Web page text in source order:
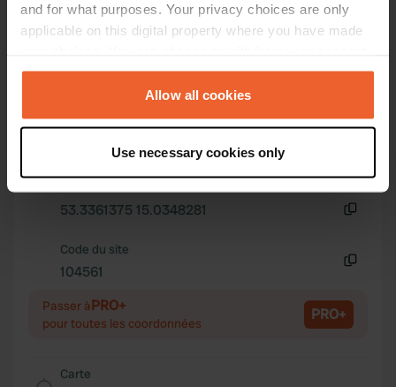
and for what purposes. Your privacy choices are only
applicable on this digital property where you have made
any time from the Cookie Declaration or by clicking on
the Privacy trigger icon.
Collect information about your geographical location
which can be accurate to within several meters
Identify your device by actively scanning it for
Find out more about how your personal data is processed
and set your preferences in the
We use cookies to personalise content and ads, to
provide social media features and to analyse our traffic.
our social media, advertising and analytics partners who
Allow all cookies
Use necessary cookies only
Contact
Emplacement
Księcia Barnima I
73-110, Stargard, Pologne
Coordonnées
53° 20' 10" N 15° 2' 5" E
Copie
53.3361375 15.0348281
Code du site
104561
Passer àPRO+
pour toutes les coordonnées PRO+
Carte